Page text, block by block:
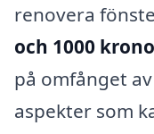
renovera
och 1000
på omfånget
aspekter som